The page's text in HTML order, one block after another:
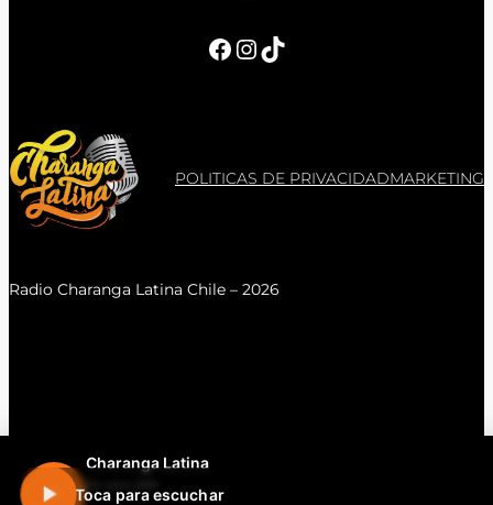
Charanga Latina
En vivo 24h
Toca para escuchar
Facebook InstagramTikTok
POLITICAS DE PRIVACIDADMARKETING
Radio Charanga Latina Chile – 2026